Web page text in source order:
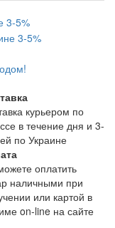
3-5%
курьером по
в течение дня и 3-
по Украине
оплатить
наличными при
или картой в
on-line на сайте